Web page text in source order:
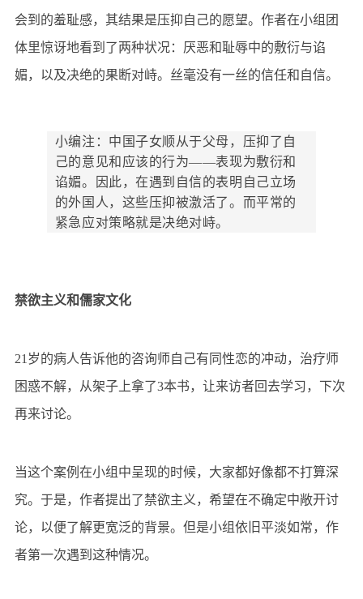
会到的羞耻感，其结果是压抑自己的愿望。作者在小组团
体里惊讶地看到了两种状况：厌恶和耻辱中的敷衍与谄
媚，以及决绝的果断对峙。丝毫没有一丝的信任和自信。
小编注：中国子女顺从于父母，压抑了自
己的意见和应该的行为——表现为敷衍和
谄媚。因此，在遇到自信的表明自己立场
的外国人，这些压抑被激活了。而平常的
紧急应对策略就是决绝对峙。
禁欲主义和儒家文化
21岁的病人告诉他的咨询师自己有同性恋的冲动，治疗师
困惑不解，从架子上拿了3本书，让来访者回去学习，下次
再来讨论。
当这个案例在小组中呈现的时候，大家都好像都不打算深
究。于是，作者提出了禁欲主义，希望在不确定中敞开讨
论，以便了解更宽泛的背景。但是小组依旧平淡如常，作
者第一次遇到这种情况。